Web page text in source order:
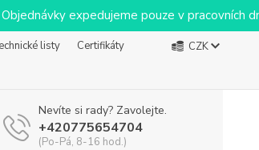
expedujeme pouze v pracovních
listy
Certifikáty
CZK
Nevíte si rady? Zavolejte.
+420775654704
(Po-Pá, 8-16 hod.)